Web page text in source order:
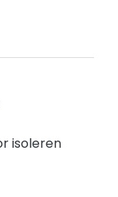
isoleren